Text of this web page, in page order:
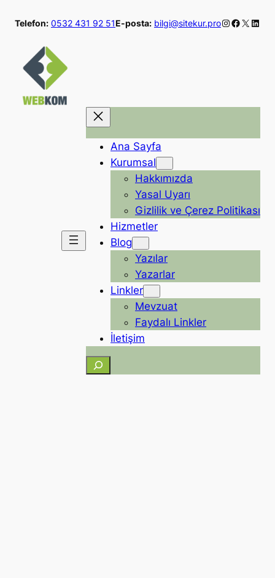
geç
Telefon: 0532 431 92 51E-posta: bilgi@sitekur.proInstagram
X
Ana Sayfa
Kurumsal
Hakkımızda
Yasal Uyarı
Gizlilik ve Çerez Politikası
Hizmetler
Blog
Yazılar
Yazarlar
Linkler
Mevzuat
Faydalı Linkler
İletişim
Ara